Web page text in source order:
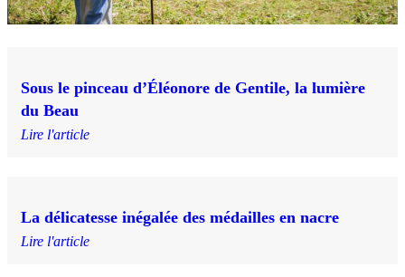
Sous le pinceau d’Éléonore de Gentile, la lumière
du Beau
Lire l'article
La délicatesse inégalée des médailles en nacre
Lire l'article